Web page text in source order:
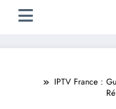
IPTV France :